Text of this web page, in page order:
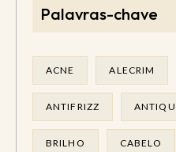
Palavras-chave
ACNE ALECRIM
ANTIFRIZZ
BRILHO CABELO